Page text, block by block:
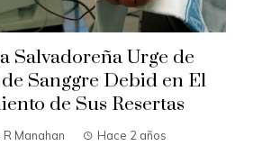
Salvadoreña Urge de
Sanggre Debid en El
de Sus Resertas
R Manahan Hace 2 años